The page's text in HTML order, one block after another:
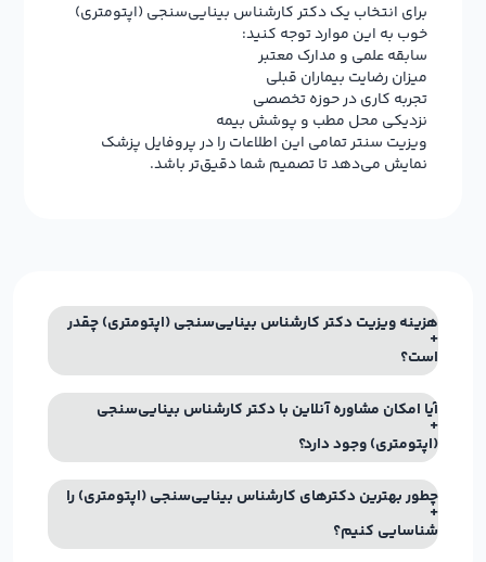
برای انتخاب یک دکتر کارشناس بینایی‌سنجی (اپتومتری)
خوب به این موارد توجه کنید:
سابقه علمی و مدارک معتبر
میزان رضایت بیماران قبلی
تجربه کاری در حوزه تخصصی
نزدیکی محل مطب و پوشش بیمه
ویزیت سنتر تمامی این اطلاعات را در پروفایل پزشک
نمایش می‌دهد تا تصمیم شما دقیق‌تر باشد.
هزینه ویزیت دکتر کارشناس بینایی‌سنجی (اپتومتری) چقدر
است؟
آیا امکان مشاوره آنلاین با دکتر کارشناس بینایی‌سنجی
(اپتومتری) وجود دارد؟
چطور بهترین دکترهای کارشناس بینایی‌سنجی (اپتومتری) را
شناسایی کنیم؟